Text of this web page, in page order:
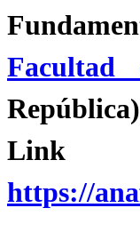
Facultad
República)
https://